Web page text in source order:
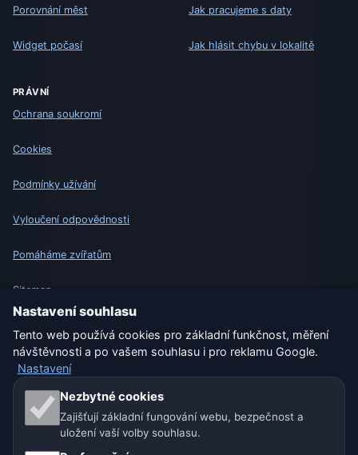
Porovnání měst
Widget počasí
Jak pracujeme s daty
Jak hlásit chybu v lokalitě
PRÁVNÍ
Ochrana soukromí
Cookies
Podmínky užívání
Vyloučení odpovědnosti
Pomáháme zvířatům
Sitemap
Nastavení
Naše weby o počasí:
🇨🇿 Česko 🇭🇷 Chorvatsko 🇧🇬 Bulharsko
🇩🇪🇦🇹🇨🇭 Německo / Rakousko / Švýcarsko
Nastavení souhlasu
Tento web používá cookies pro základní funkčnost, měření
návštěvnosti a po vašem souhlasu i pro reklamu Google.
Nastavení
Nezbytné cookies
Zajišťují základní fungování webu, bezpečnost a
uložení vaší volby souhlasu.